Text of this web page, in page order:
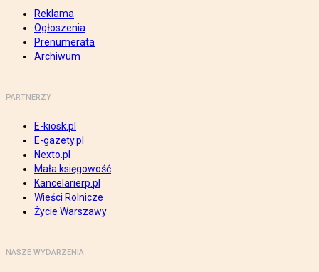
Reklama
Ogłoszenia
Prenumerata
Archiwum
PARTNERZY
E-kiosk.pl
E-gazety.pl
Nexto.pl
Mała księgowość
Kancelarierp.pl
Wieści Rolnicze
Życie Warszawy
NASZE WYDARZENIA